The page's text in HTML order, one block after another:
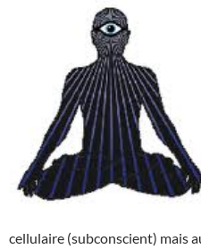
cellulaire (subconscient) mais